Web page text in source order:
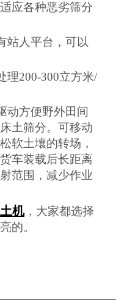
应各种恶劣筛分
站人平台，可以
理200-300立方米/
动方便野外田间
土筛分。可移动
软土壤的转场，
车装载后长距离
范围，减少作业
机，大家都选择
的。